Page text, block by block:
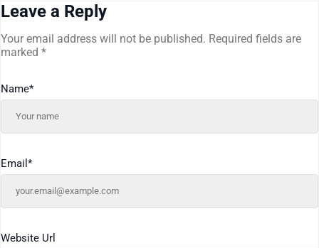
Leave a Reply
Your email address will not be published. Required fields are
marked *
Name*
Email *
Website Url